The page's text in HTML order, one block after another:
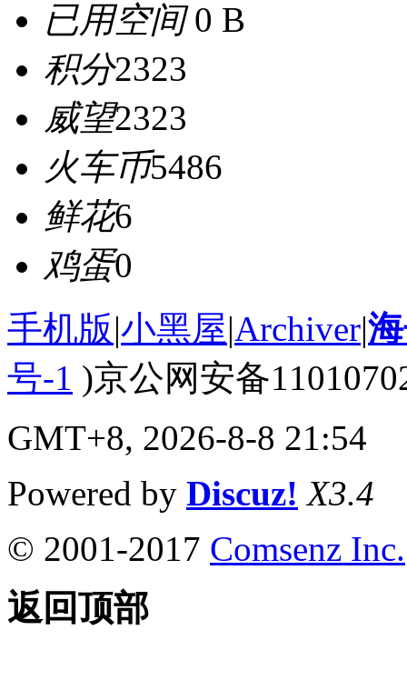
已用空间0 B
积分2323
威望2323
火车币5486
鲜花6
鸡蛋0
手机版|小黑屋|Archiver|
号-1 )京公网安备
GMT+8, 2026-8-8 21:54
Powered by Discuz! X3.4
© 2001-2017 Comsenz Inc.
返回顶部